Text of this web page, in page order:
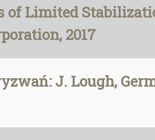
Limited
2017
J. Lough,